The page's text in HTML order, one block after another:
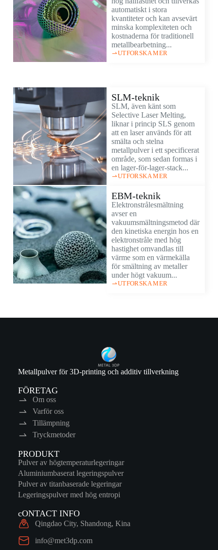
automatiskt i stora
kvantiteter och kan avsevärt
minska komplexiteten och
kostnaderna för traditionell
metallbearbetning...
UTFORSKA MER
SLM-teknik
SLM, även känt som
Selective Laser Melting,
liknar i princip SLS genom
att en laser används för att
smälta och stelna
metallpulver i ett specificerat
område, som sedan formas i
en lager-för-lager-stack...
UTFORSKA MER
EBM-teknik
Elektronstrålesmältning
avser en
vakuumsmältningsmetod där
den kinetiska energin hos en
elektronstråle med hög
hastighet omvandlas till
värme som en värmekälla
för smältning av metaller
under högt vakuum...
UTFORSKA MER
Metallpulver för 3D-printing och additiv tillverkning
FÖRETAG
Om oss
Varför oss
Tillämpning
Tryckmetoder
PRODUKT
Pulver av högtemperaturlegeringar
Aluminiumbaserat legeringspulver
Pulver av titanbaserade legeringar
Legeringspulver med hög entropi
cONTACT INFO
Qingdao City, Shandong, Kina
info@met3dp.com